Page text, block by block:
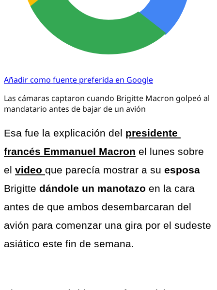
Añadir como fuente preferida en Google
Las cámaras captaron cuando Brigitte Macron golpeó al
mandatario antes de bajar de un avión
Esa fue la explicación del presidente
francés Emmanuel Macron el lunes sobre
el video que parecía mostrar a su
Brigitte dándole un manotazo en la cara
antes de que ambos desembarcaran del
avión para comenzar una gira por el sudeste
asiático este fin de semana.